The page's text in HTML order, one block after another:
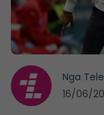
Nga
16/06/